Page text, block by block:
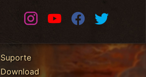
InstagramYoutubeFacebook
Suporte
Download